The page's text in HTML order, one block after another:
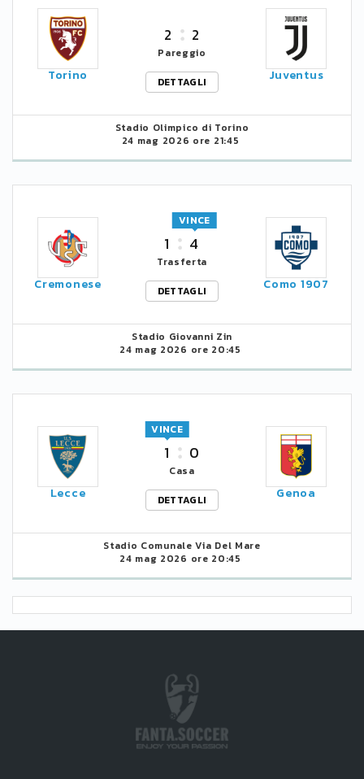
Torino
2 2
Pareggio
DETTAGLI
Juventus
Stadio Olimpico di Torino
24 mag 2026 ore 21:45
Cremonese
1 4
VINCE
Trasferta
DETTAGLI
Como 1907
Stadio Giovanni Zin
24 mag 2026 ore 20:45
Lecce
1
VINCE
0
Casa
DETTAGLI
Genoa
Stadio Comunale Via Del Mare
24 mag 2026 ore 20:45